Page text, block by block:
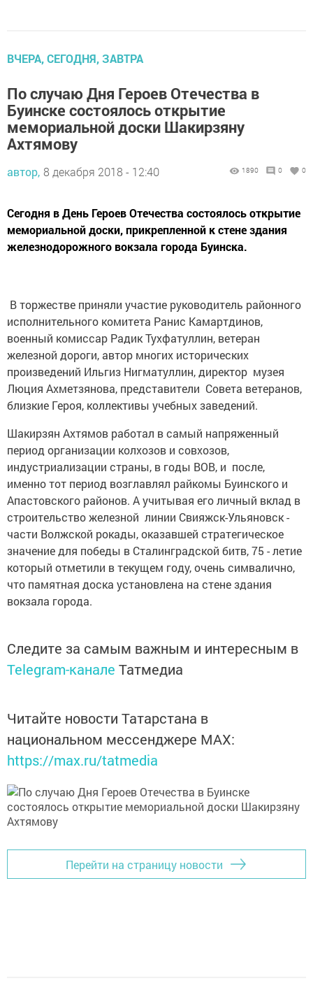
ВЧЕРА, СЕГОДНЯ, ЗАВТРА
По случаю Дня Героев Отечества в
Буинске состоялось открытие
мемориальной доски Шакирзяну
Ахтямову
автор, 8 декабря 2018 - 12:40 1890 0 0
Сегодня в День Героев Отечества состоялось открытие
мемориальной доски, прикрепленной к стене здания
железнодорожного вокзала города Буинска.
В торжестве приняли участие руководитель районного
исполнительного комитета Ранис Камартдинов,
военный комиссар Радик Тухфатуллин, ветеран
железной дороги, автор многих исторических
произведений Ильгиз Нигматуллин, директор музея
Люция Ахметзянова, представители Совета ветеранов,
близкие Героя, коллективы учебных заведений.
Шакирзян Ахтямов работал в самый напряженный
период организации колхозов и совхозов,
индустриализации страны, в годы ВОВ, и после,
именно тот период возглавлял райкомы Буинского и
Апастовского районов. А учитывая его личный вклад в
строительство железной линии Свияжск-Ульяновск -
части Волжской рокады, оказавшей стратегическое
значение для победы в Сталинградской битв, 75 - летие
который отметили в текущем году, очень симвалично,
что памятная доска установлена на стене здания
вокзала города.
Следите за самым важным и интересным в
Telegram-канале Татмедиа
Читайте новости Татарстана в
национальном мессенджере MАХ:
https://max.ru/tatmedia
Перейти на страницу новости